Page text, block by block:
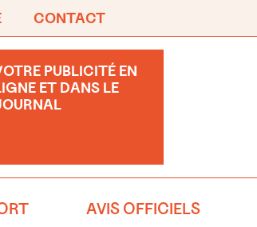
CONTACT
PUBLICITÉ EN
ET DANS LE
AVIS OFFICIELS